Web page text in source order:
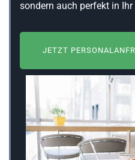
sondern auch perfekt in Ihr
JETZT